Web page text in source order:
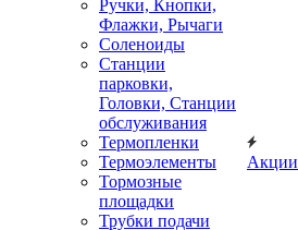
Ручки, Кнопки,
Флажки, Рычаги
Соленоиды
Станции
парковки,
Головки, Станции
обслуживания
Термопленки
Термоэлементы
Тормозные
площадки
Трубки подачи
Акции